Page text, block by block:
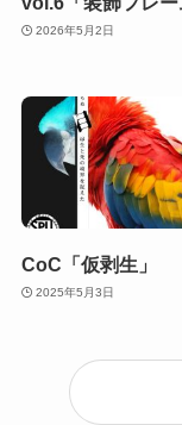
2026年5月2日
CoC「仮剥生」
2025年5月3日